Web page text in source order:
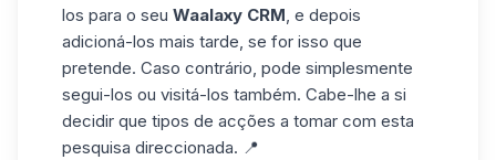
los para o seu Waalaxy CRM , e depois
adicioná-los mais tarde, se for isso que
pretende. Caso contrário, pode simplesmente
segui-los ou visitá-los também. Cabe-lhe a si
decidir que tipos de acções a tomar com esta
pesquisa direccionada. 📍